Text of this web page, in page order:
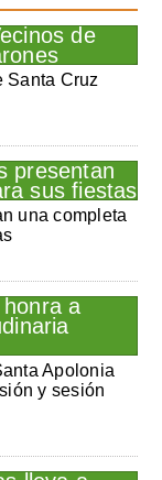
Santa Cruz
una completa
Apolonia
y sesión